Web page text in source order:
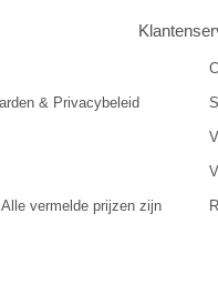
& Privacybeleid
vermelde prijzen zijn